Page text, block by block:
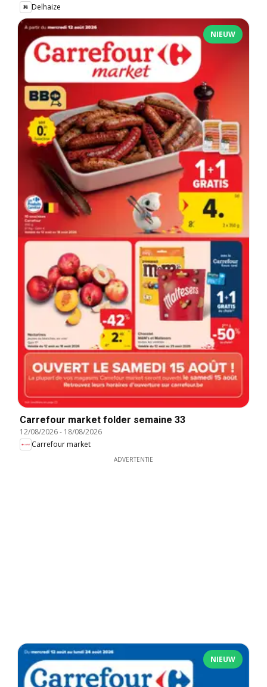
Delhaize
NIEUW
Carrefour market folder semaine 33
12/08/2026- 18/08/2026
Carrefour market
ADVERTENTIE
NIEUW